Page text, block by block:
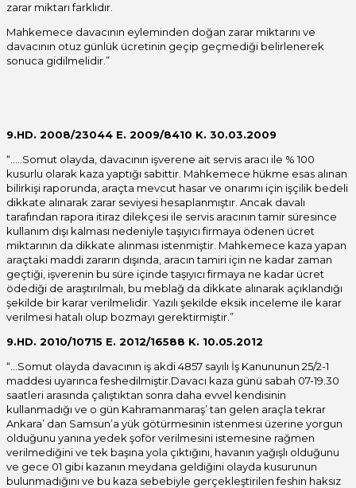
zarar miktarı farklıdır.
Mahkemece davacının eyleminden doğan zarar miktarını ve
davacının otuz günlük ücretinin geçip geçmediği belirlenerek
sonuca gidilmelidir.”
9.HD. 2008/23044 E. 2009/8410 K. 30.03.2009
“…..Somut olayda, davacının işverene ait servis aracı ile % 100
kusurlu olarak kaza yaptığı sabittir. Mahkemece hükme esas alınan
bilirkişi raporunda, araçta mevcut hasar ve onarımı için işçilik bedeli
dikkate alınarak zarar seviyesi hesaplanmıştır. Ancak davalı
tarafından rapora itiraz dilekçesi ile servis aracının tamir süresince
kullanım dışı kalması nedeniyle taşıyıcı firmaya ödenen ücret
miktarının da dikkate alınması istenmiştir. Mahkemece kaza yapan
araçtaki maddi zararın dışında, aracın tamiri için ne kadar zaman
geçtiği, işverenin bu süre içinde taşıyıcı firmaya ne kadar ücret
ödediği de araştırılmalı, bu meblağ da dikkate alınarak açıklandığı
şekilde bir karar verilmelidir. Yazılı şekilde eksik inceleme ile karar
verilmesi hatalı olup bozmayı gerektirmiştir.”
9.HD. 2010/10715 E. 2012/16588 K. 10.05.2012
“…Somut olayda davacının iş akdi 4857 sayılı İş Kanununun 25/2-1
maddesi uyarınca feshedilmiştir.Davacı kaza günü sabah 07-19.30
saatleri arasında çalıştıktan sonra daha evvel kendisinin
kullanmadığı ve o gün Kahramanmaraş’ tan gelen araçla tekrar
Ankara’ dan Samsun’a yük götürmesinin istenmesi üzerine yorgun
olduğunu yanına yedek şoför verilmesini istemesine rağmen
verilmediğini ve tek başına yola çıktığını, havanın yağışlı olduğunu
ve gece 01 gibi kazanın meydana geldiğini olayda kusurunun
bulunmadığını ve bu kaza sebebiyle gerçekleştirilen feshin haksız